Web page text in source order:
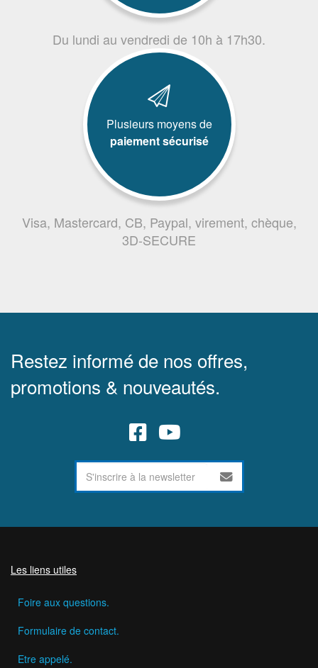
Du lundi au vendredi de 10h à 17h30.
Plusieurs moyens de
paiement sécurisé
Visa, Mastercard, CB, Paypal, virement, chèque,
3D-SECURE
Restez informé de nos offres,
promotions & nouveautés.
Les liens utiles
Foire aux questions.
Formulaire de contact.
Etre appelé.